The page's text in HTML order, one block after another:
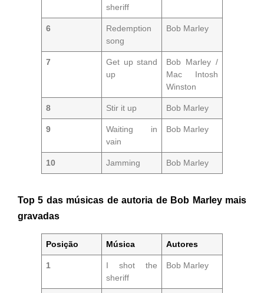
sheriff
6
Redemption
song
Bob Marley
7
Get up stand
up
Bob Marley /
Mac Intosh
Winston
8 Stir it up Bob Marley
9
Waiting in
vain
Bob Marley
10 Jamming Bob Marley
Top 5 das músicas de autoria de Bob Marley mais
gravadas
Posição Música Autores
1
I shot the
sheriff
Bob Marley